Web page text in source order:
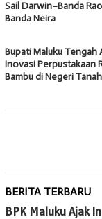
Sail Darwin–Banda
Banda Neira
Bupati Maluku Tengah
Inovasi Perpustakaan
Bambu di Negeri
BERITA TERBARU
BPK Maluku Ajak